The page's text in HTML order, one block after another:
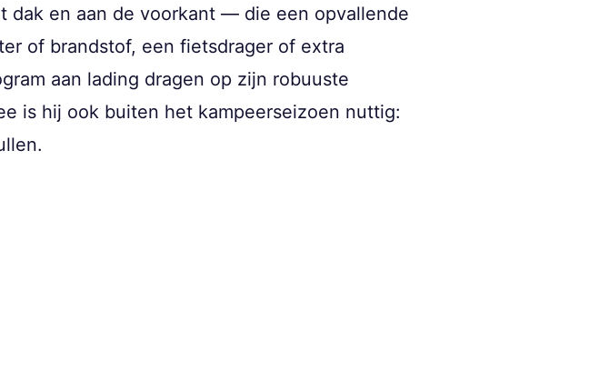
dak en aan de voorkant — die een opvallende
of brandstof, een fietsdrager of extra
aan lading dragen op zijn robuuste
is hij ook buiten het kampeerseizoen nuttig: